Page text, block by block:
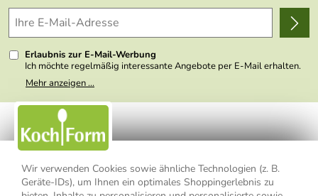
Wir verwenden Cookies sowie ähnliche Technologien (z. B.
Geräte-IDs), um Ihnen ein optimales Shoppingerlebnis zu
Delivery Terms
Kundenlogin
Wir über uns
Presse
Erlaubnis zur E-Mail-Werbung
Ich möchte regelmäßig interessante Angebote per E-Mail erhalten.
Meine E-Mail-Adresse wird nicht an andere Unternehmen
weitergegeben. Zu statistischen Zwecken wird in anonymer Form
nicht erkennbar, welche konkrete Person geklickt hat. Diese
Einwilligung zur Nutzung meiner E-Mail- Adresse für Werbezwecke
kann ich jederzeit mit Wirkung für die Zukunft widerrufen, indem ich
den Link "Abmelden" am Ende des Newsletters anklicke oder die
Option Newsletter im Mitgliederbereich deaktiviere. Die
Datenschutzerklärung
habe ich zur Kenntnis genommen.
Mehr anzeigen ...